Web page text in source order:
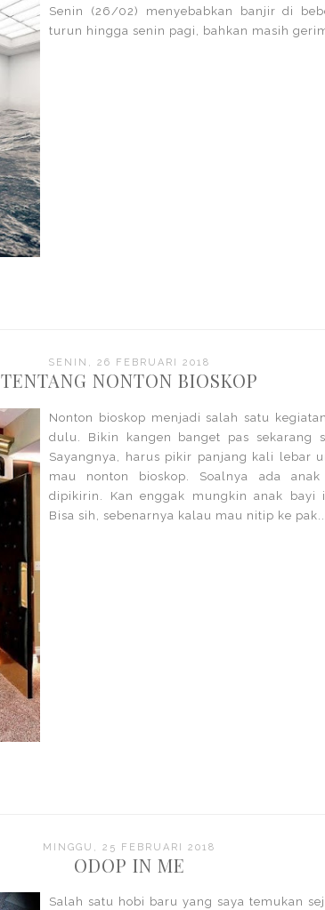
Senin (26/02) menyebabkan banjir di
turun hingga senin pagi, bahkan masih
SENIN, 26 FEBRUARI 2018
TENTANG NONTON BIOSKOP
Nonton bioskop menjadi salah satu
dulu. Bikin kangen banget pas sekarang
Sayangnya, harus pikir panjang kali lebar
mau nonton bioskop. Soalnya ada
dipikirin. Kan enggak mungkin anak bayi
Bisa sih, sebenarnya kalau mau nitip ke
MINGGU, 25 FEBRUARI 2018
ODOP IN ME
Salah satu hobi baru yang saya temukan